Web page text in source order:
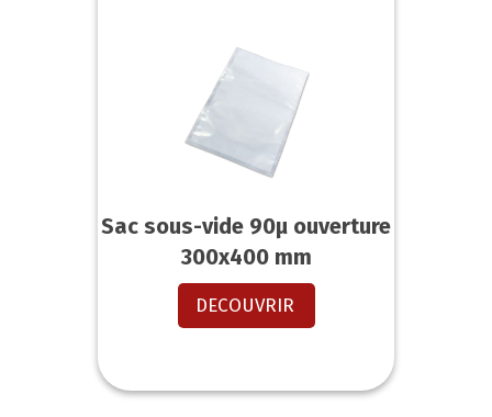
Sac sous-vide 90µ ouverture
300x400 mm
DECOUVRIR